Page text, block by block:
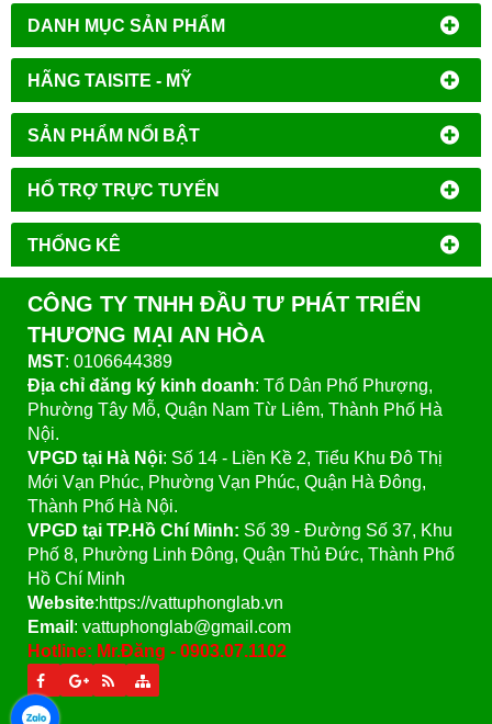
DANH MỤC SẢN PHẨM
HÃNG TAISITE - MỸ
SẢN PHẨM NỔI BẬT
HỔ TRỢ TRỰC TUYẾN
THỐNG KÊ
CÔNG TY TNHH ĐẦU TƯ PHÁT TRIỂN
THƯƠNG MẠI AN HÒA
MST: 0106644389
Địa chỉ đăng ký kinh doanh: Tổ Dân Phố Phượng,
Phường Tây Mỗ, Quận Nam Từ Liêm, Thành Phố Hà
Nội.
VPGD tại Hà Nội: Số 14 - Liền Kề 2, Tiểu Khu Đô Thị
Mới Vạn Phúc, Phường Vạn Phúc, Quận Hà Đông,
Thành Phố Hà Nội.
VPGD tại TP.Hồ Chí Minh: Số 39 - Đường Số 37, Khu
Phố 8, Phường Linh Đông, Quận Thủ Đức, Thành Phố
Hồ Chí Minh
Website:https://vattuphonglab.vn
Email : vattuphonglab@gmail.com
Hotline: Mr.Đăng - 0903.07.1102